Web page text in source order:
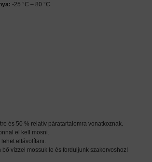
-25 °C – 80 °C
és 50 % relatív páratartalomra vonatkoznak.
el kell mosni.
eltávolítani.
vízzel mossuk le és forduljunk szakorvoshoz!